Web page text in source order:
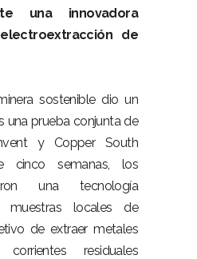
una innovadora
de
sostenible dio un
una prueba conjunta de
y Copper South
cinco semanas, los
una tecnología
muestras locales de
de extraer metales
residuales